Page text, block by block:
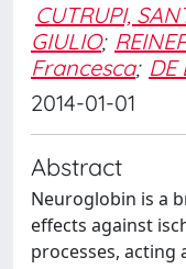
CUTRUPI,
GIULIO;
Francesca; DE
2014-01-01
Abstract
Neuroglobin is a
effects against
processes, acting